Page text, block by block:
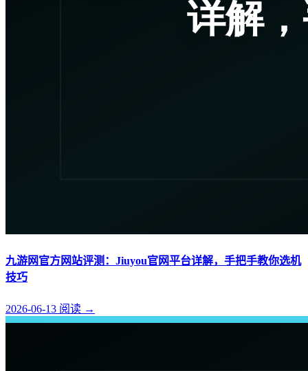
九游网官方网站评测：Jiuyou官网平台详解，手把手教你选机
技巧
2026-06-13 阅读 →